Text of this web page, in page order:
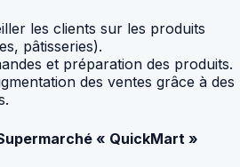
les clients sur les produits
pâtisseries).
et préparation des produits.
des ventes grâce à des
« QuickMart »